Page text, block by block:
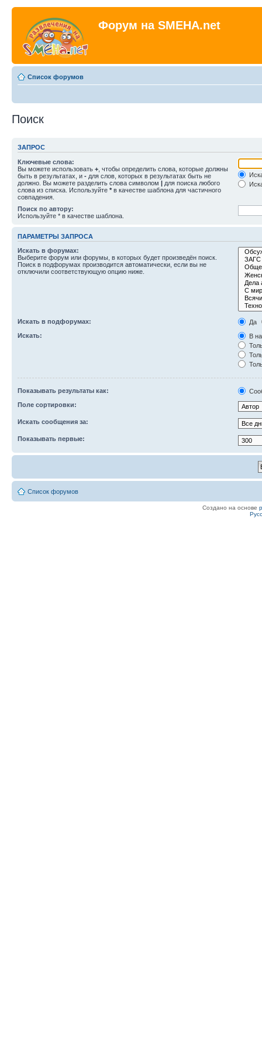
Форум на SMEHA.net
Список форумов
Поиск
ЗАПРОС
Ключевые слова:
Вы можете использовать + , чтобы определить слова, которые должны
быть в результатах, и - для слов, которых в результатах быть не
должно. Вы можете разделить слова символом | для поиска любого
слова из списка. Используйте * в качестве шаблона для частичного
совпадения.
Поиск по автору:
Используйте * в качестве шаблона.
ПАРАМЕТРЫ ЗАПРОСА
Искать в форумах:
Выберите форум или форумы, в которых будет произведён поиск.
Поиск в подфорумах производится автоматически, если вы не
отключили соответствующую опцию ниже.
Искать в подфорумах:
Да
Искать:
В
Показывать результаты как:
Поле сортировки:
Искать сообщения за:
Показывать первые:
Список форумов
Создано на основе